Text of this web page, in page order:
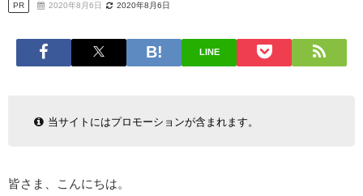
PR 2020年8月6日 2020年8月6日
LINE
当サイトにはプロモーションが含まれます。
皆さま、こんにちは。